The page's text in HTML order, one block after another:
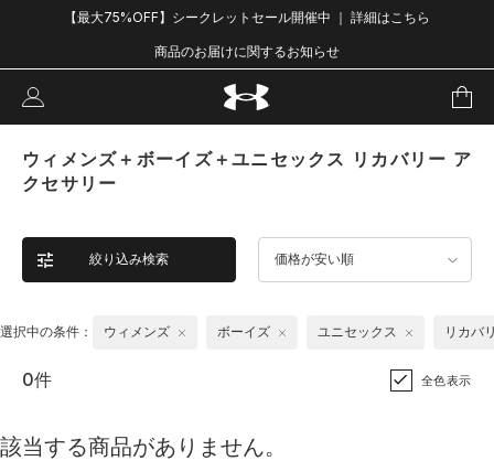
【最大75%OFF】シークレットセール開催中 ｜ 詳細はこちら
商品のお届けに関するお知らせ
ウィメンズ＋ボーイズ＋ユニセックス リカバリー ア
クセサリー
絞り込み検索 価格が安い順
選択中の条件： ウィメンズ ボーイズ ユニセックス リカバ
0件 全色表示
該当する商品がありません。